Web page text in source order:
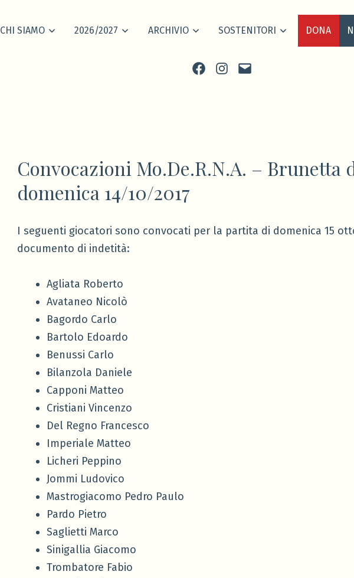
CHI SIAMO 2026/2027 ARCHIVIO SOSTENITORI DONA
FacebookInstagram
scrivi
Convocazioni Mo.De.R.N.A. – Brunetta
domenica 14/10/2017
I seguenti giocatori sono convocati per la partita di domenica 15
documento di indetità:
Agliata Roberto
Avataneo Nicolò
Bagordo Carlo
Bartolo Edoardo
Benussi Carlo
Bilanzola Daniele
Capponi Matteo
Cristiani Vincenzo
Del Regno Francesco
Imperiale Matteo
Licheri Peppino
Jommi Ludovico
Mastrogiacomo Pedro Paulo
Pardo Pietro
Saglietti Marco
Sinigallia Giacomo
Trombatore Fabio